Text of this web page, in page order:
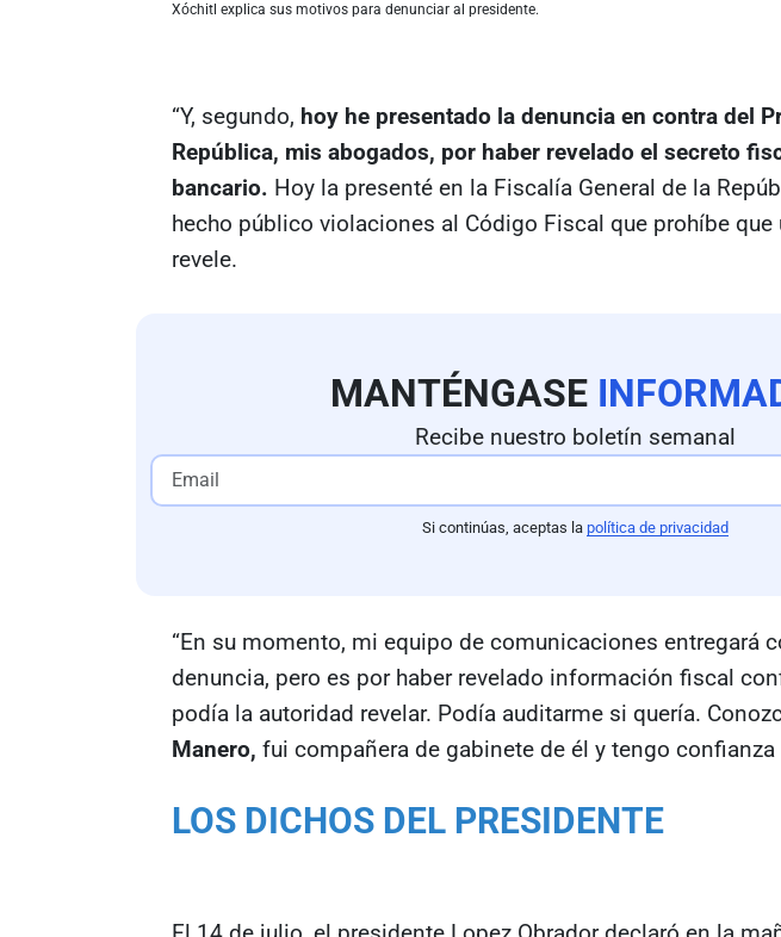
Xóchitl explica sus motivos para denunciar al presidente.
“Y, segundo, hoy he presentado la denuncia en contra del
República, mis abogados, por haber revelado el secreto
bancario. Hoy la presenté en la Fiscalía General de la
hecho público violaciones al Código Fiscal que prohíbe que
revele.
MANTÉNGASE
Recibe nuestro boletín semanal
Si continúas, aceptas la política de privacidad
“En su momento, mi equipo de comunicaciones entregará
denuncia, pero es por haber revelado información fiscal
podía la autoridad revelar. Podía auditarme si quería.
Manero, fui compañera de gabinete de él y tengo confianza
LOS DICHOS DEL PRESIDENTE